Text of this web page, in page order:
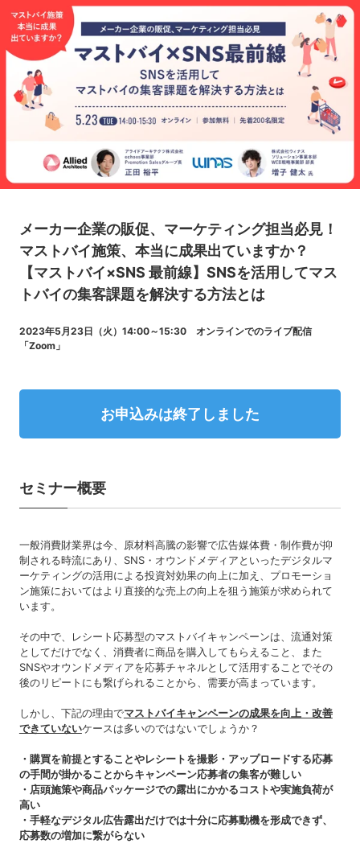
メーカー企業の販促、マーケティング担当必見！
マストバイ施策、本当に成果出ていますか？
【マストバイ×SNS 最前線】SNSを活用してマス
トバイの集客課題を解決する方法とは
2023年5月23日（火）14:00～15:30 オンラインでのライブ配信
「Zoom」
お申込みは終了しました
セミナー概要
一般消費財業界は今、原材料高騰の影響で広告媒体費・制作費が抑
制される時流にあり、SNS・オウンドメディアといったデジタルマ
ーケティングの活用による投資対効果の向上に加え、プロモーショ
ン施策においてはより直接的な売上の向上を狙う施策が求められて
います。
その中で、レシート応募型のマストバイキャンペーンは、流通対策
としてだけでなく、消費者に商品を購入してもらえること、また
SNSやオウンドメディアを応募チャネルとして活用することでその
後のリピートにも繋げられることから、需要が高まっています。
しかし、下記の理由でマストバイキャンペーンの成果を向上・改善
できていないケースは多いのではないでしょうか？
・購買を前提とすることやレシートを撮影・アップロードする応募
の手間が掛かることからキャンペーン応募者の集客が難しい
・店頭施策や商品パッケージでの露出にかかるコストや実施負荷が
高い
・手軽なデジタル広告露出だけでは十分に応募動機を形成できず、
応募数の増加に繋がらない